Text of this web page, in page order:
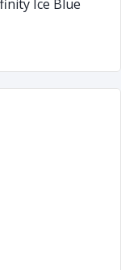
Ice Blue